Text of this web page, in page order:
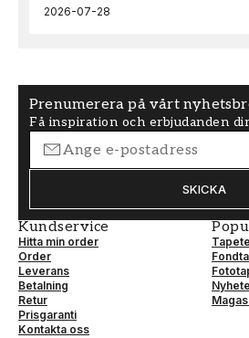
2026-07-28
Prenumerera på vårt
Få inspiration och erbjudanden
SKICKA
Kundservice
Hitta min order
Order
Leverans
Betalning
Retur
Prisgaranti
Kontakta oss